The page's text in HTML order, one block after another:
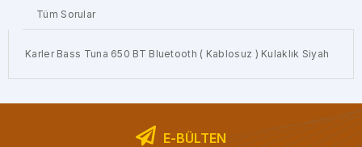
Tüm Sorular
Karler Bass Tuna 650 BT Bluetooth ( Kablosuz ) Kulaklık Siyah
E-BÜLTEN